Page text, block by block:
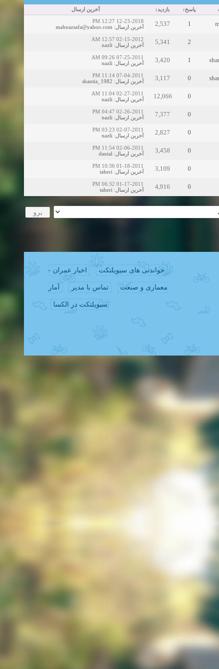
پاسخ: بازدید: آخرین ارسال
1
2,537
12-23-2018 12:27 PM
آخرین ارسال:
mahnazsafa@yahoo.com
2
5,341
02-15-2012 12:57 AM
آخرین ارسال:
nazli
1
3,420
07-25-2011 09:26 AM
آخرین ارسال:
nazli
0
3,117
07-04-2011 11:14 PM
آخرین ارسال:
shantia_1982
0
12,066
02-27-2011 11:04 AM
آخرین ارسال:
nazli
0
7,377
02-26-2011 04:47 PM
آخرین ارسال:
nazli
0
2,827
02-07-2011 03:23 PM
آخرین ارسال:
nazli
0
3,458
02-06-2011 11:54 PM
آخرین ارسال:
danial
0
3,109
01-18-2011 10:36 PM
آخرین ارسال:
taheri
0
4,916
01-17-2011 06:32 PM
آخرین ارسال:
taheri
خواندنی های سیویلتکت اخبار عمران -
معماری و صنعت تماس با مدیر آمار
سیویلتکت در الکسا